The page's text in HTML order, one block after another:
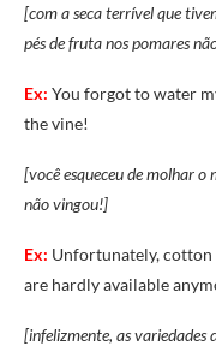
[com a seca terrível que
pés de fruta nos pomares
Ex: You forgottowater
thevine!
[você esqueceu de molhar o
não vingou!]
Ex: Unfortunately, cotton
are hardly available
[infelizmente, as variedades